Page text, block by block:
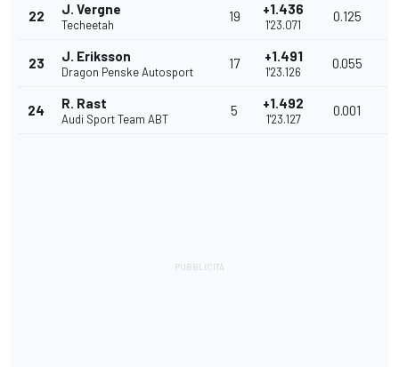
22 J. Vergne
Techeetah
19 +1.436
1'23.071
0.125
23 J. Eriksson
Dragon Penske Autosport
17 +1.491
1'23.126
0.055
24 R. Rast
Audi Sport Team ABT
5 +1.492
1'23.127
0.001